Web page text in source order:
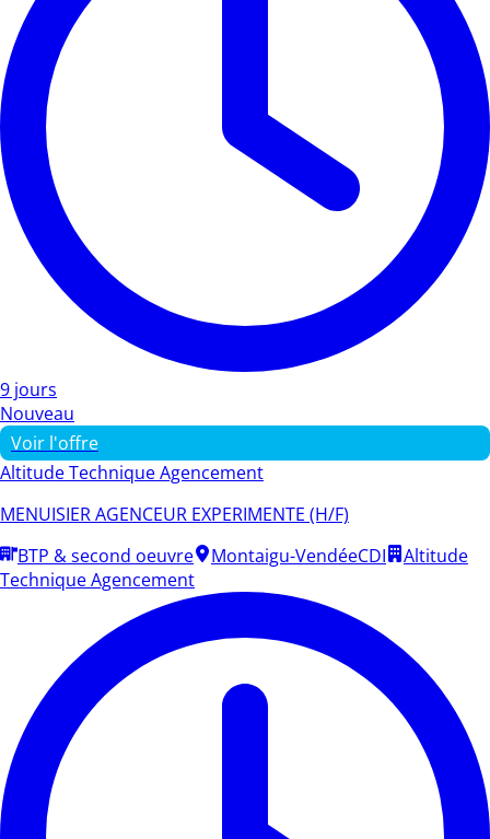
9 jours
Nouveau
Voir l'offre
Altitude Technique Agencement
MENUISIER AGENCEUR EXPERIMENTE (H/F)
BTP & second oeuvre
Montaigu-VendéeCDI
Altitude
Technique Agencement